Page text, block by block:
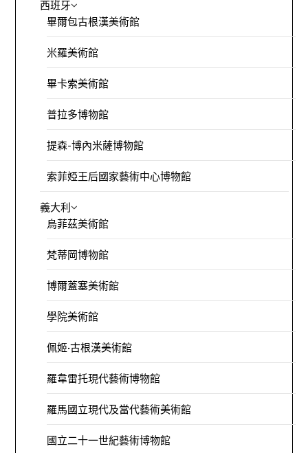
西班牙
畢爾包古根漢美術館
米羅美術館
畢卡索美術館
普拉多博物館
提森-博內米薩博物館
索菲婭王后國家藝術中心博物館
義大利
烏菲茲美術館
梵蒂岡博物館
博爾蓋塞美術館
學院美術館
佩姬·古根漢美術館
羅韋雷托現代藝術博物館
羅馬國立現代及當代藝術美術館
國立二十一世紀藝術博物館